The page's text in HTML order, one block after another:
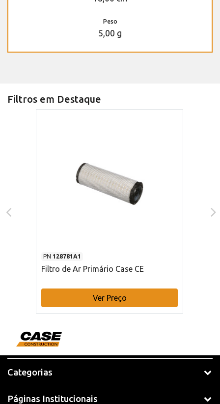
Peso
5,00 g
Filtros em Destaque
PN 128781A1
Filtro de Ar Primário Case CE
Ver Preço
Categorias
Páginas Institucionais